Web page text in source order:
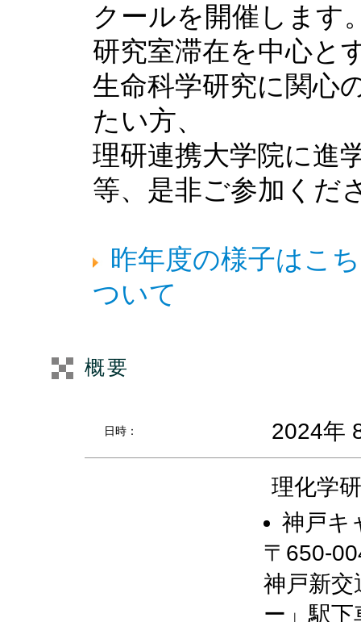
クールを開催します
研究室滞在を中心と
生命科学研究に関心
たい方、
理研連携大学院に進
等、是非ご参加くだ
昨年度の様子はこ
ついて
概要
日時： 2024年
理化学
神戸キ
〒650-
神戸新
ー」駅